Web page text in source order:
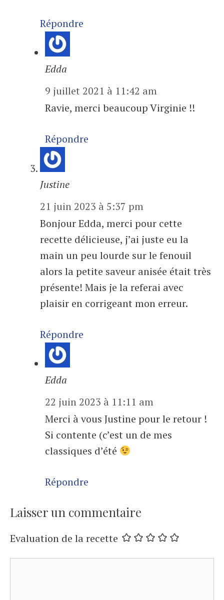
Répondre
Edda
9 juillet 2021 à 11:42 am
Ravie, merci beaucoup Virginie !!
Répondre
Justine
21 juin 2023 à 5:37 pm
Bonjour Edda, merci pour cette
recette délicieuse, j’ai juste eu la
main un peu lourde sur le fenouil
alors la petite saveur anisée était très
présente! Mais je la referai avec
plaisir en corrigeant mon erreur.
Répondre
Edda
22 juin 2023 à 11:11 am
Merci à vous Justine pour le retour !
Si contente (c’est un de mes
classiques d’été
Répondre
Laisser un commentaire
Evaluation de la recette